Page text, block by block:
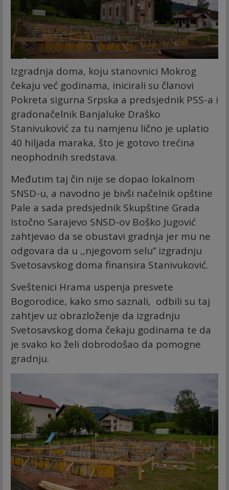
Izgradnja doma, koju stanovnici Mokrog
čekaju već godinama, inicirali su članovi
Pokreta sigurna Srpska a predsjednik PSS-a i
gradonačelnik Banjaluke Draško
Stanivuković za tu namjenu lično je uplatio
40 hiljada maraka, što je gotovo trećina
neophodnih sredstava.
Međutim taj čin nije se dopao lokalnom
SNSD-u, a navodno je bivši načelnik opštine
Pale a sada predsjednik Skupštine Grada
Istočno Sarajevo SNSD-ov Boško Jugović
zahtjevao da se obustavi gradnja jer mu ne
odgovara da u ,,njegovom selu’’ izgradnju
Svetosavskog doma finansira Stanivuković.
Sveštenici Hrama uspenja presvete
Bogorodice, kako smo saznali, odbili su taj
zahtjev uz obrazloženje da izgradnju
Svetosavskog doma čekaju godinama te da
je svako ko želi dobrodošao da pomogne
gradnju.